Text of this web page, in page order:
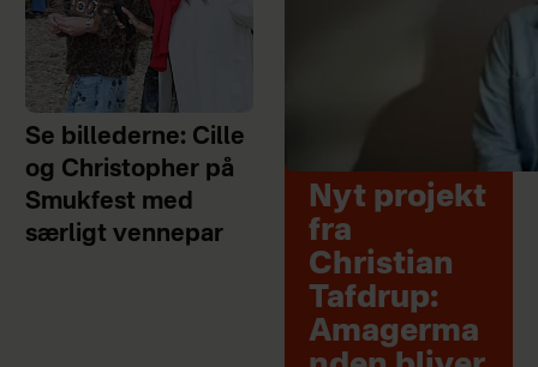
Se billederne: Cille
og Christopher på
Smukfest med
særligt vennepar
Nyt projekt
fra
Christian
Tafdrup:
Amagerma